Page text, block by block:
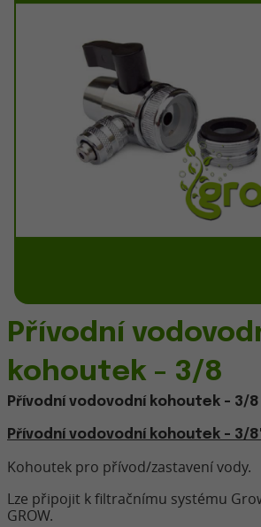
Přívodní
kohoutek - 3/8
Přívodní vodovodní kohoutek - 3/8
Přívodní vodovodní kohoutek - 3/
Kohoutek pro přívod/zastavení vody.
Lze připojit k filtračnímu systému
GROW.